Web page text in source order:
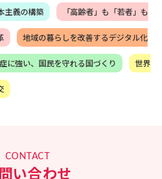
を務める。
家としては初めて経済連携協定（EPA）の首席
官を努め、日本とモンゴルのEPAを妥結、
年5月、モンゴルより北斗七星勲章を授与さ
他、平和外交の柱であるODAの改善や核軍
核不拡散に心血を注ぐ。また、2016年7月バ
ラデシュ・ダッカで発生したテロ事件では現
策本部長を務める。
～20年、岸田文雄政務調査会長の下、政務調
年10月～、衆議院内閣委員会委員長
10月～、内閣官房副長官（政務）、内閣総理
主義の構築 「高齢者」も「若者」も
地域の暮らしを改善するデジタル化
に強い、国民を守れる国づくり 世界
CONTACT
い合わせ